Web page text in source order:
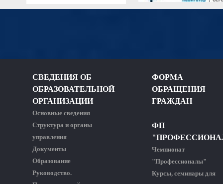
СВЕДЕНИЯ ОБ
ОБРАЗОВАТЕЛЬНОЙ
ОРГАНИЗАЦИИ
Основные сведения
Структура и органы
управления
Документы
Образование
Руководство.
ФОРМА
ОБРАЩЕНИЯ
ГРАЖДАН
ФП
Чемпионат
"Профессионалы"
Курсы, семинары для